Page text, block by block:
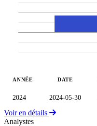
ANNÉE DATE
2024 2024-05-30
Voir en détails
Analystes